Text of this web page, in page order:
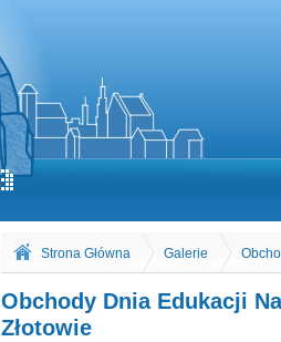
Strona Główna Galerie
Obchody Dnia Edukacji
Złotowie